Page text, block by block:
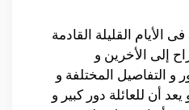
الأيام القليلة القادمة
إلى الأخرين و
و التفاصيل المختلفة و
أن للعائلة دور كبير و